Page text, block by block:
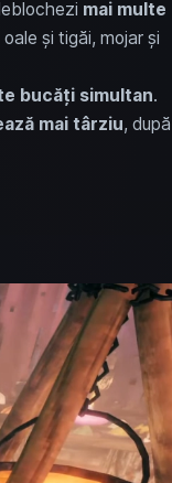
mai multe
și tigăi, mojar și
bucăți simultan.
mai târziu, după